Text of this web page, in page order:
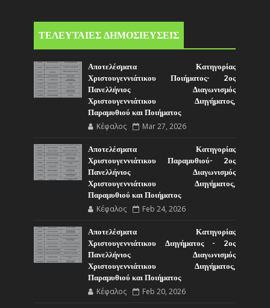
ΤΕΛΕΥΤΑΙΕΣ ΔΗΜΟΣΙΕΥΣΕΙΣ
Αποτελέσματα Κατηγορίας
Χριστουγεννιάτικου Ποιήματος- 2ος
Πανελλήνιος Διαγωνισμός
Χριστουγεννιάτικου Διηγήματος,
Παραμυθιού και Ποιήματος
Κέφαλος Mar 27, 2026
Αποτελέσματα Κατηγορίας
Χριστουγεννιάτικου Παραμυθιού- 2ος
Πανελλήνιος Διαγωνισμός
Χριστουγεννιάτικου Διηγήματος,
Παραμυθιού και Ποιήματος
Κέφαλος Feb 24, 2026
Αποτελέσματα Κατηγορίας
Χριστουγεννιάτικου Διηγήματος - 2ος
Πανελλήνιος Διαγωνισμός
Χριστουγεννιάτικου Διηγήματος,
Παραμυθιού και Ποιήματος
Κέφαλος Feb 20, 2026